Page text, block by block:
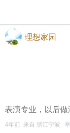
面搜索下载
方式二 ：安卓
东方热线APP新
全新上线！这些新
理想家园
表演专业，以后
4年前 来自 浙江宁波